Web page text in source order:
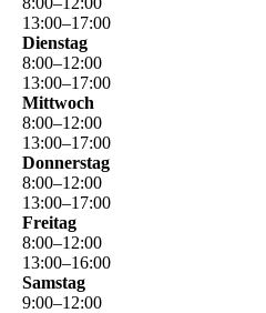
13:00–17:00
Dienstag
8:00–12:00
13:00–17:00
Mittwoch
8:00–12:00
13:00–17:00
Donnerstag
8:00–12:00
13:00–17:00
Freitag
8:00–12:00
13:00–16:00
Samstag
9:00–12:00